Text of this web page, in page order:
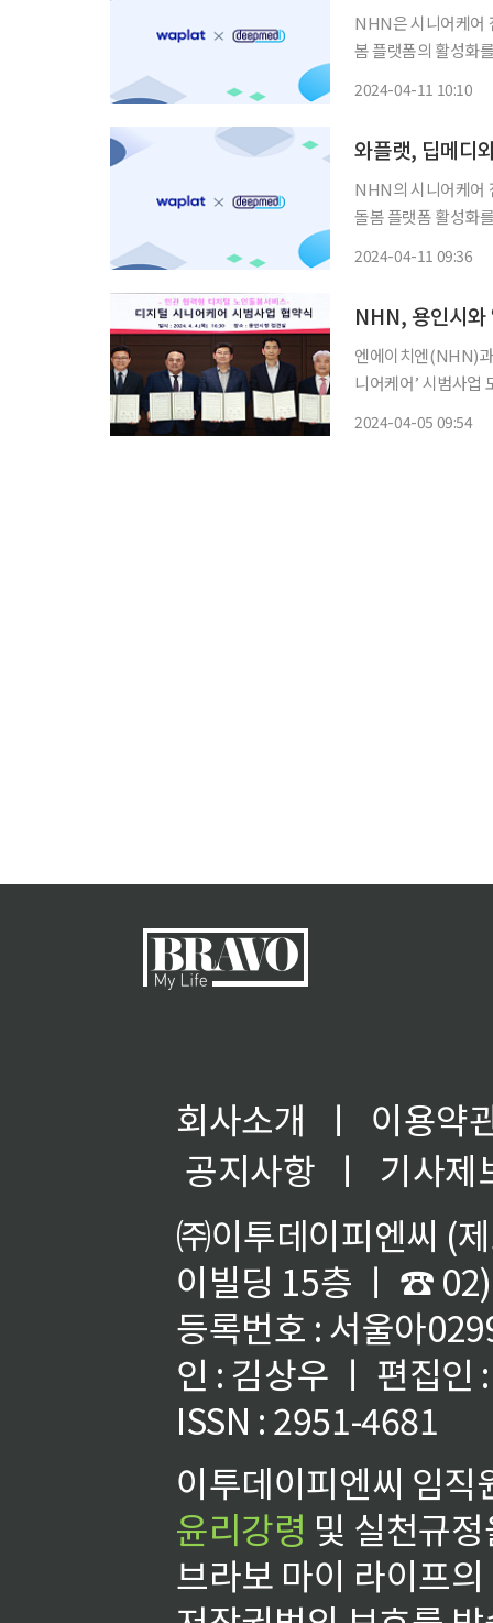
NHN은 시니어케어
봄 플랫폼의 활성화를 위한
2024-04-11 10:10
와플랫, 딥메디
NHN의 시니어케어
돌봄 플랫폼 활성화를 위한
2024-04-11 09:36
NHN, 용인시와
엔에이치엔(NHN)과
니어케어’ 시범사업 도입
2024-04-05 09:54
회사소개 ㅣ
이용약
공지사항
ㅣ
기사제
㈜이투데이피엔씨 (
이빌딩 15층 ㅣ ☎
등록번호 : 서울아
인 : 김상우 ㅣ 편집인
ISSN : 2951-4681
이투데이피엔씨 임
윤리강령 및 실천규
브라보 마이 라이프